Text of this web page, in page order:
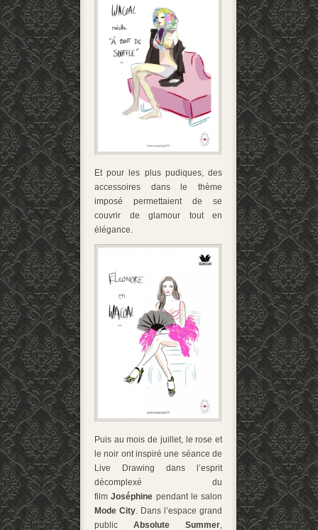
Et pour les plus pudiques, des
accessoires dans le thème
imposé permettaient de se
couvrir de glamour tout en
élégance.
Puis au mois de juillet, le rose et
le noir ont inspiré une séance de
Live Drawing dans l’esprit
décomplexé du
filmJoséphine pendant le salon
Mode City. Dans l’espace grand
public Absolute Summer,